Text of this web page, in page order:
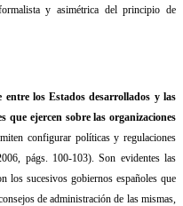
y asimétrica del principio de
entre los Estados desarrollados y las
que ejercen sobre las organizaciones
configurar políticas y regulaciones
págs. 100-103). Son evidentes las
los sucesivos gobiernos españoles que
de administración de las mismas,